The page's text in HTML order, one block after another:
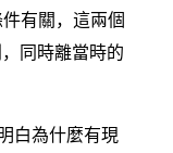
有關，這兩個
同時離當時的
白為什麼有現